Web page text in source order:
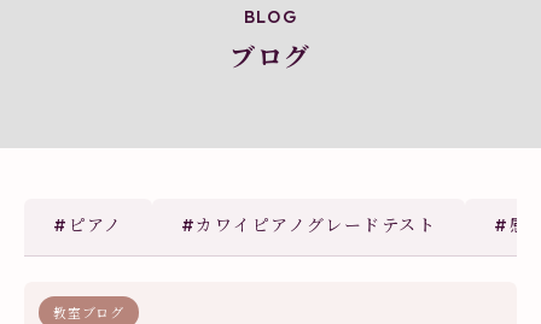
BLOG
ブログ
#ピアノ #カワイピアノグレードテスト #感
教室ブログ